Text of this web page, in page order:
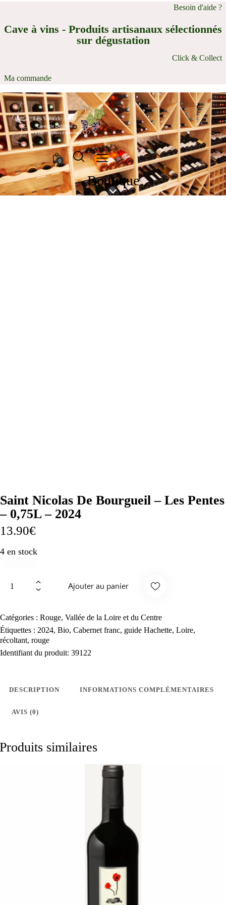
Besoin d'aide ?
Cave à vins - Produits artisanaux sélectionnés
sur dégustation
Click & Collect
Ma commande
0
Boutique
Saint Nicolas De Bourgueil – Les Pentes
– 0,75L – 2024
13.90€
4 en stock
Nicolas
De
Bourgueil
-
Ajouter au panier
imer
Catégories : Rouge, Vallée de la Loire et du Centre
Étiquettes : 2024, Bio, Cabernet franc, guide Hachette, Loire,
récoltant, rouge
Identifiant du produit: 39122
DESCRIPTION INFORMATIONS COMPLÉMENTAIRES
AVIS (0)
Produits similaires